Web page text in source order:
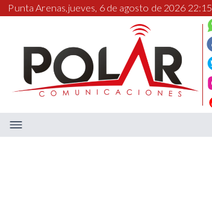
Punta Arenas,jueves, 6 de agosto de 2026 22:15